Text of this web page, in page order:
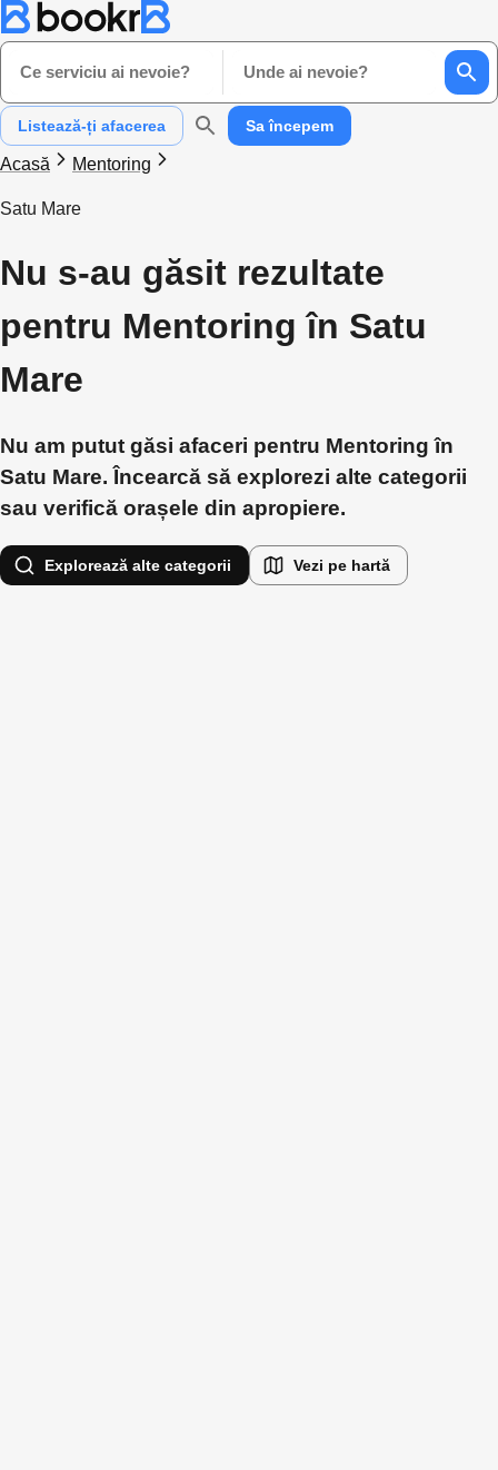
Ce serviciu ai nevoie? Unde ai nevoie?
Listează-ți afacerea Sa începem
Acasă Mentoring
Satu Mare
Nu s-au găsit rezultate
pentru Mentoring în Satu
Mare
Nu am putut găsi afaceri pentru Mentoring în
Satu Mare. Încearcă să explorezi alte categorii
sau verifică orașele din apropiere.
Explorează alte categorii Vezi pe hartă